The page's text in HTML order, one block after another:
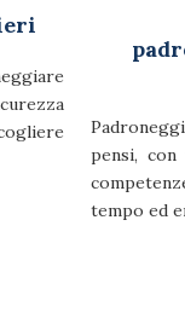
pensi,
tempo ed